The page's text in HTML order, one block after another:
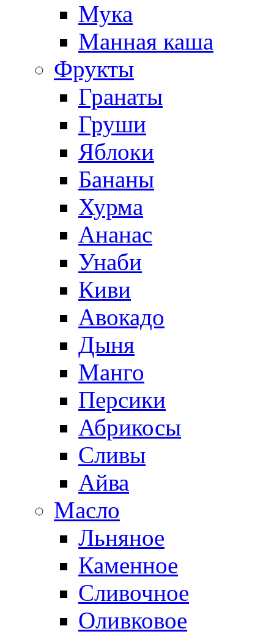
Мука
Манная каша
Фрукты
Гранаты
Груши
Яблоки
Бананы
Хурма
Ананас
Унаби
Киви
Авокадо
Дыня
Манго
Персики
Абрикосы
Сливы
Айва
Масло
Льняное
Каменное
Сливочное
Оливковое